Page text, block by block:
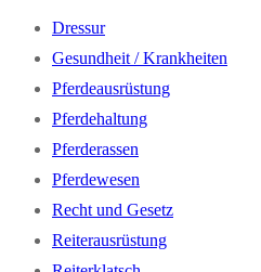
Dressur
Gesundheit / Krankheiten
Pferdeausrüstung
Pferdehaltung
Pferderassen
Pferdewesen
Recht und Gesetz
Reiterausrüstung